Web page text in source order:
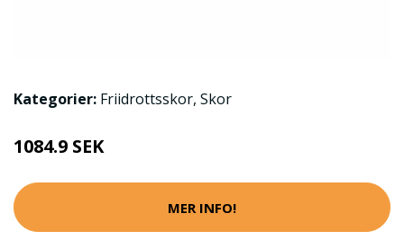
Kategorier: Friidrottsskor, Skor
1084.9 SEK
MER INFO!